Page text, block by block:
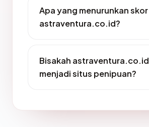
Apa yang menurunkan skor
astraventura.co.id?
Bisakah astraventura.co.id
menjadi situs penipuan?